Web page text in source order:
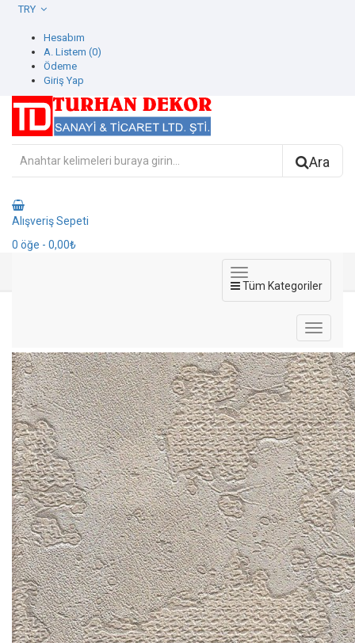
Hesabım
A. Listem (0)
Ödeme
Giriş Yap
Ara
Alışveriş Sepeti
0 öğe - 0,00₺
Tüm Kategoriler